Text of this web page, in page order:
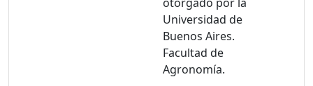
Universidad de
Buenos Aires.
Facultad de
Agronomía.